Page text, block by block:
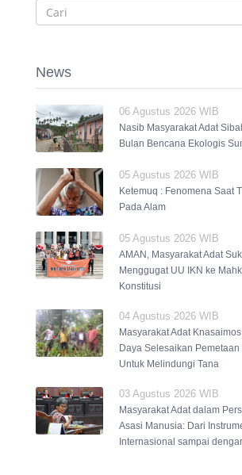
News
06 Agustus 2026 WIB
Nasib Masyarakat Adat
Bulan Bencana Ekologis
05 Agustus 2026 WIB
Ketemuq : Fenomena Saat
Pada Alam
05 Agustus 2026 WIB
AMAN, Masyarakat Adat
Menggugat UU IKN ke
Konstitusi
04 Agustus 2026 WIB
Masyarakat Adat
Daya Selesaikan Pemetaan
Untuk Melindungi Tana
03 Agustus 2026 WIB
Masyarakat Adat dalam
Asasi Manusia: Dari
Internasional sampai